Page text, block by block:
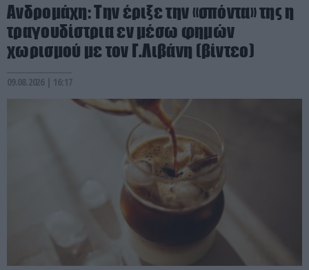
Ανδρομάχη: Την έριξε την «σπόντα» της η
τραγουδίστρια εν μέσω φημών
χωρισμού με τον Γ.Λιβάνη (βίντεο)
09.08.2026 | 16:17